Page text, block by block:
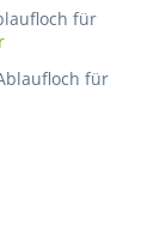
für
für